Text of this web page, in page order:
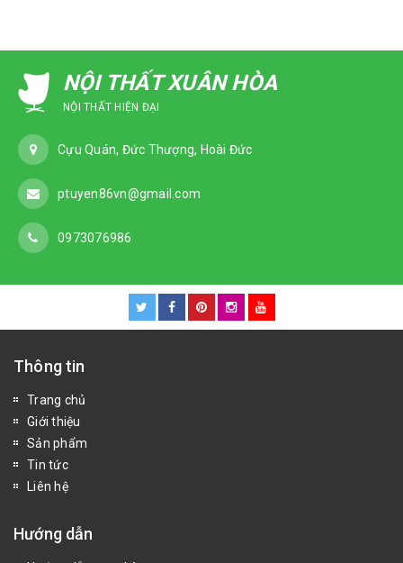
NỘI THẤT XUÂN HÒA
NỘI THẤT HIỆN ĐẠI
Cựu Quán, Đức Thượng, Hoài Đức
ptuyen86vn@gmail.com
0973076986
Thông tin
Trang chủ
Giới thiệu
Sản phẩm
Tin tức
Liên hệ
Hướng dẫn